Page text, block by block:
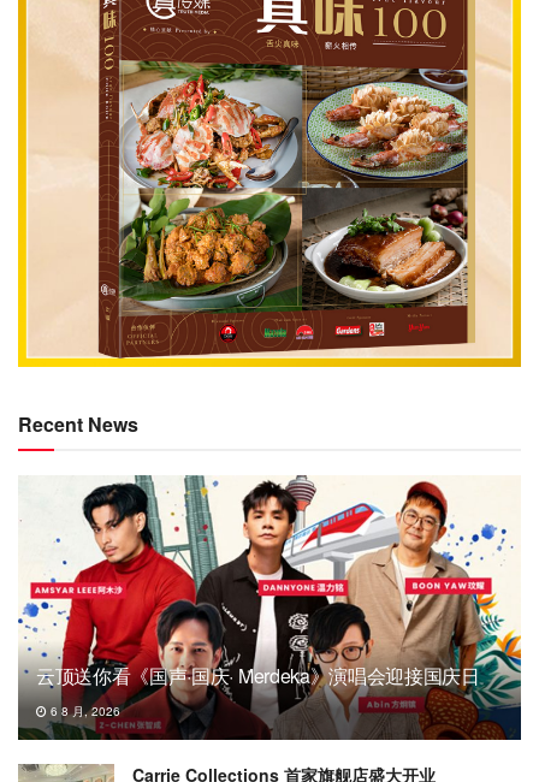
Recent News
云顶送你看《国声·国庆· Merdeka》演唱会迎接国庆日
6 8 月, 2026
Carrie Collections 首家旗舰店盛大开业